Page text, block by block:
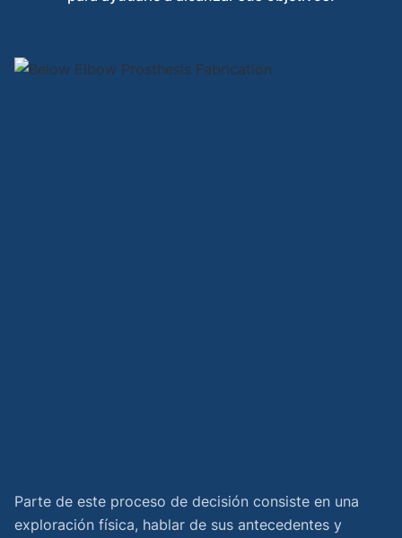
Parte de este proceso de decisión consiste en una
exploración física, hablar de sus antecedentes y